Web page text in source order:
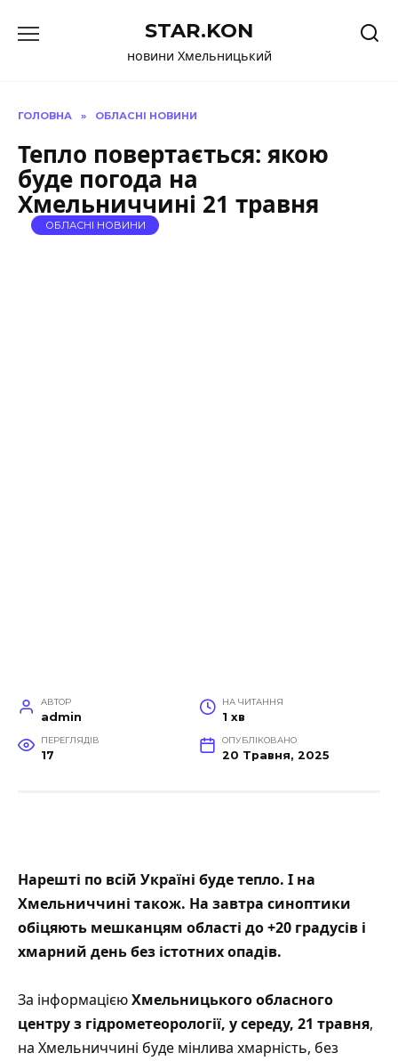
до
STAR.KON
новини Хмельницький
ГОЛОВНА » ОБЛАСНІ НОВИНИ
Тепло повертається: якою
буде погода на
Хмельниччині 21 травня
ОБЛАСНІ НОВИНИ
АВТОР
admin
НА ЧИТАННЯ
1 хв
ПЕРЕГЛЯДІВ
17
ОПУБЛІКОВАНО
20 Травня, 2025
Нарешті по всій Україні буде тепло. І на
Хмельниччині також. На завтра синоптики
обіцяють мешканцям області до +20 градусів і
хмарний день без істотних опадів.
За інформацієюХмельницького обласного
центру з гідрометеорології, у середу, 21 травня,
на Хмельниччині буде мінлива хмарність, без